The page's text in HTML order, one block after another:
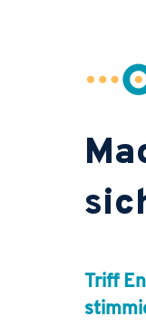
Triff